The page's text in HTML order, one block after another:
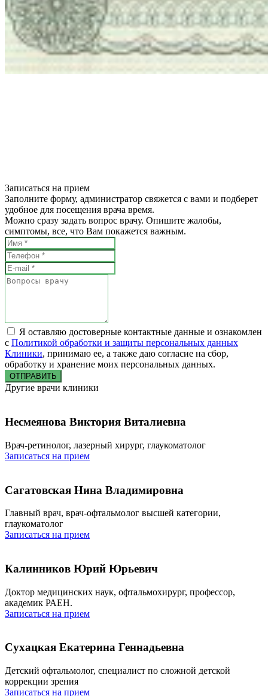
Записаться на прием
Заполните форму, администратор свяжется с вами и подберет
удобное для посещения врача время.
Можно сразу задать вопрос врачу. Опишите жалобы,
симптомы, все, что Вам покажется важным.
Я оставляю достоверные контактные данные и ознакомлен
с Политикой обработки и защиты персональных данных
Клиники, принимаю ее, а также даю согласие на сбор,
обработку и хранение моих персональных данных.
ОТПРАВИТЬ
Другие врачи клиники
Несмеянова Виктория Виталиевна
Врач-ретинолог, лазерный хирург, глаукоматолог
Записаться на прием
Сагатовская Нина Владимировна
Главный врач, врач-офтальмолог высшей категории,
глаукоматолог
Записаться на прием
Калинников Юрий Юрьевич
Доктор медицинских наук, офтальмохирург, профессор,
академик РАЕН.
Записаться на прием
Сухацкая Екатерина Геннадьевна
Детский офтальмолог, специалист по сложной детской
коррекции зрения
Записаться на прием